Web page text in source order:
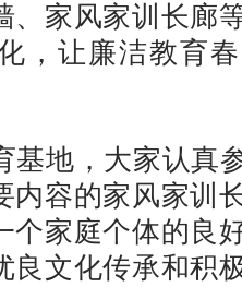
、家风家训长廊
，让廉洁教育
地，大家认真
内容的家风家训
个家庭个体的良
良文化传承和积